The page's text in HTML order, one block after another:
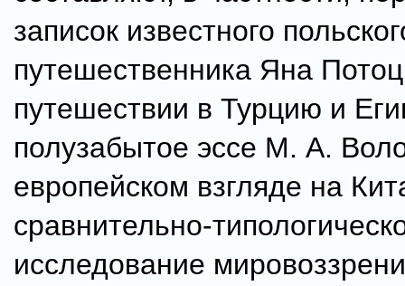
записок известного
путешественника Яна
путешествии в Турцию и
полузабытое эссе М. А.
европейском взгляде на
сравнительно-
исследование